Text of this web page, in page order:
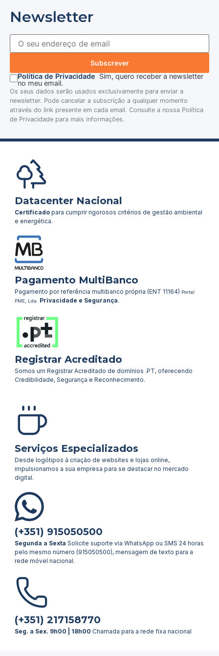
Newsletter
Subscrever
Política de Privacidade Sim, quero receber a newsletter
no meu email.
Os seus dados serão usados exclusivamente para enviar a
newsletter. Pode cancelar a subscrição a qualquer momento
através do link presente em cada email. Consulte a nossa Política
de Privacidade para mais informações.
Datacenter Nacional
Certificado para cumprir rigorosos critérios de gestão ambiental
e energética.
Pagamento MultiBanco
Pagamento por referência multibanco própria (ENT 11164) Portal
PME, Lda.
Privacidade e Segurança.
Registrar Acreditado
Somos um Registrar Acreditado de domínios .PT, oferecendo
Credibilidade, Segurança e Reconhecimento.
Serviços Especializados
Desde logótipos à criação de websites e lojas online,
impulsionamos a sua empresa para se destacar no mercado
digital.
(+351) 915050500
Segunda a Sexta Solicite suporte via WhatsApp ou SMS 24 horas
pelo mesmo número (915050500), mensagem de texto para a
rede móvel nacional.
(+351) 217158770
Seg. a Sex. 9h00 | 18h00 Chamada para a rede fixa nacional